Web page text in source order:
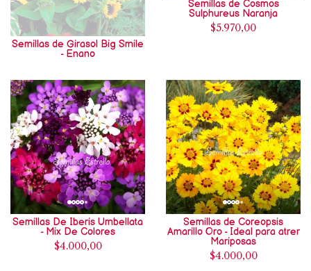
Semillas de Girasol Big Smile
- Enano
Semillas de Cosmos
Sulphureus Naranja
$5.970,00
Semillas De Iberis Umbellata
- Mix De Colores
$4.000,00
Semillas de Coreopsis
Amarillo Oro - Ideal para atrer
Mariposas
$4.000,00